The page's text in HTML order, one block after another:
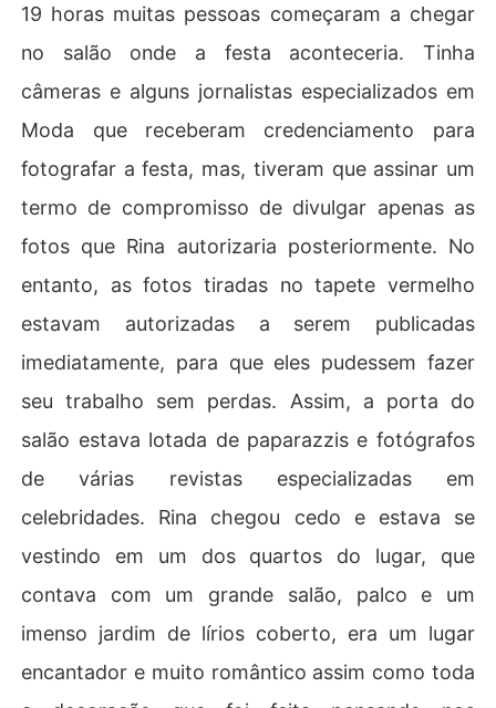
19 horas muitas pessoas começaram a chegar
no salão onde a festa aconteceria. Tinha
câmeras e alguns jornalistas especializados em
Moda que receberam credenciamento para
fotografar a festa, mas, tiveram que assinar um
termo de compromisso de divulgar apenas as
fotos que Rina autorizaria posteriormente. No
entanto, as fotos tiradas no tapete vermelho
estavam autorizadas a serem publicadas
imediatamente, para que eles pudessem fazer
seu trabalho sem perdas. Assim, a porta do
salão estava lotada de paparazzis e fotógrafos
de várias revistas especializadas em
celebridades. Rina chegou cedo e estava se
vestindo em um dos quartos do lugar, que
contava com um grande salão, palco e um
imenso jardim de lírios coberto, era um lugar
encantador e muito romântico assim como toda